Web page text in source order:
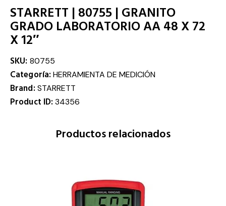
STARRETT | 80755 | GRANITO
GRADO LABORATORIO AA 48 X 72
X 12″
SKU: 80755
Categoría:HERRAMIENTA DE MEDICIÓN
Brand: STARRETT
Product ID:34356
Productos relacionados